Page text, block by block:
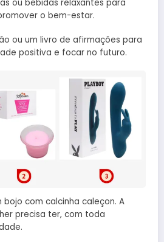
ou bebidas relaxantes para
o bem-estar.
ou um livro de afirmações para
positiva e focar no futuro.
bojo com calcinha caleçon. A
precisa ter, com toda